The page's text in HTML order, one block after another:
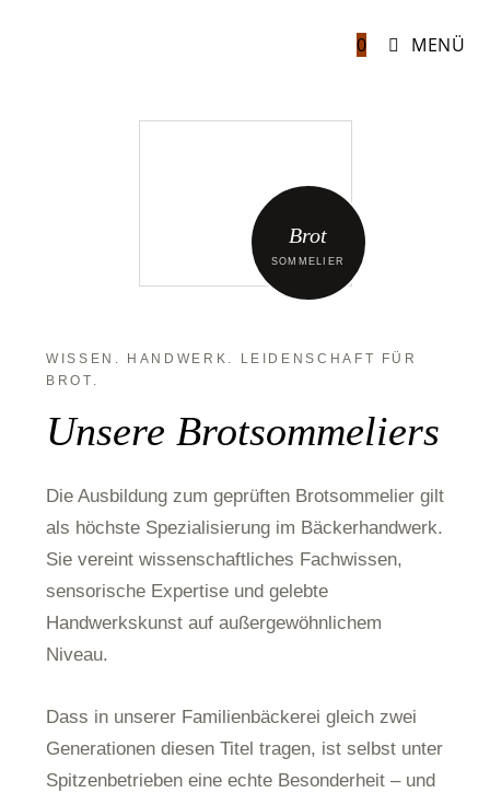
0 MENÜ
WISSEN. HANDWERK. LEIDENSCHAFT FÜR
BROT.
Unsere Brotsommeliers
Die Ausbildung zum geprüften Brotsommelier gilt
als höchste Spezialisierung im Bäckerhandwerk.
Sie vereint wissenschaftliches Fachwissen,
sensorische Expertise und gelebte
Handwerkskunst auf außergewöhnlichem
Niveau.
Dass in unserer Familienbäckerei gleich zwei
Generationen diesen Titel tragen, ist selbst unter
Spitzenbetrieben eine echte Besonderheit – und
Brot
SOMMELIER